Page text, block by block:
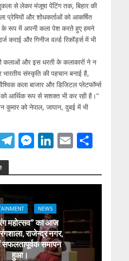
से लेकर मंजूषा पेंटिंग तक, बिहार की
प्रेमियों और शोधकर्ताओं को आकर्षित
के रूप में अपनी कला पेश करते हुए हमने
कराई और गिनीज वर्ल्ड रिकॉर्ड्स में भी
कलाओं और इस धरती के कलाकारों ने न
भारतीय संस्कृति की पहचान बनाई है,
कला बाजार और डिजिटल प्लेटफॉर्म्स
को आर्थिक रूप से सशक्त भी कर रही है।”
कुमार को नेपाल, जापान, दुबई में भी
T
el
e
gr
a
m
M
e
ss
e
n
g
er
Li
n
k
e
dI
n
E
m
ai
l
S
ar
e
NEWS
महोत्सव” का आज
राजेन्द्र नगर,
सफलतापूर्वक समापन
हुआ।